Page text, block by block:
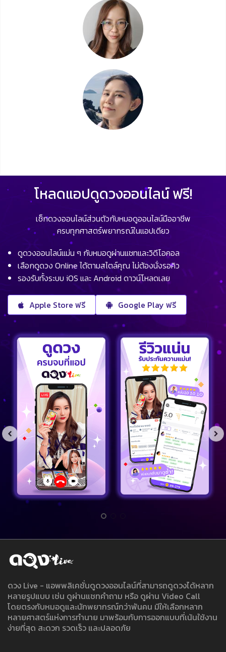
โหลดแอปดูดวงออนไลน์ ฟรี!
เช็กดวงออนไลน์ส่วนตัวกับหมอดูออนไลน์มืออาชีพ
ครบทุกศาสตร์พยากรณ์ในแอปเดียว
ดูดวงออนไลน์แม่น ๆ กับหมอดูผ่านแชทและวิดีโอคอล
เลือกดูดวง Online ได้ตามสไตล์คุณ ไม่ต้องนั่งรอคิว
รองรับทั้งระบบ iOS และ Android ดาวน์โหลดเลย
Apple Store ฟรี Google Play ฟรี
ดวง Live - แอพพลิเคชั่นดูดวงออนไลน์ที่สามารถดูดวงได้หลาก
หลายรูปแบบ เช่น ดูผ่านแชทคำถาม หรือ ดูผ่าน Video Call
โดยตรงกับหมอดูและนักพยากรณ์กว่าพันคน มีให้เลือกหลาก
หลายศาสตร์แห่งการทำนาย มาพร้อมกับการออกแบบที่เน้นใช้งาน
ง่ายที่สุด สะดวก รวดเร็ว และปลอดภัย